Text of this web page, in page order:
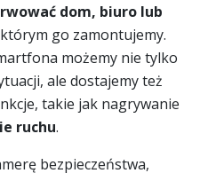
dom, biuro lub
go zamontujemy.
możemy nie tylko
ale dostajemy też
takie jak nagrywanie
ruchu.
bezpieczeństwa,